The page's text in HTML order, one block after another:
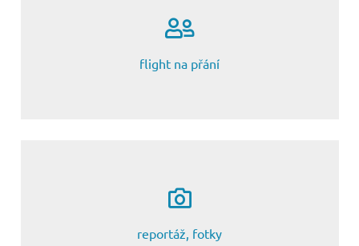
flight na přání
reportáž, fotky